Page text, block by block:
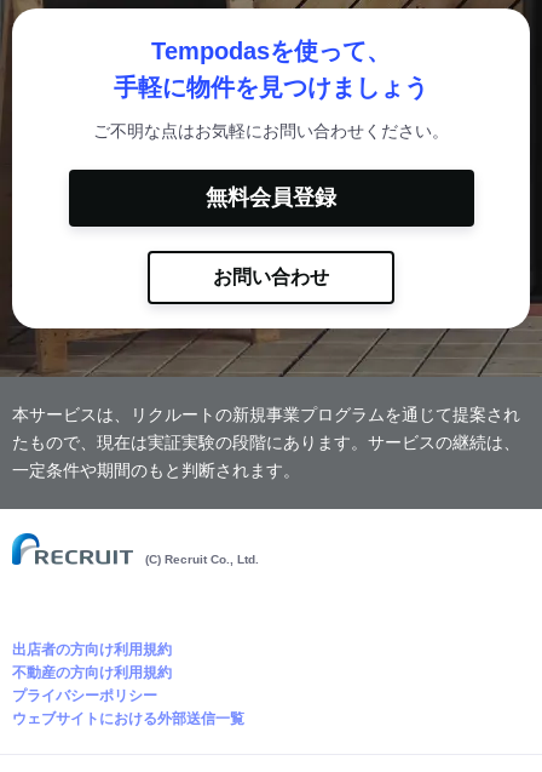
Tempodasを使って、
手軽に物件を見つけましょう
ご不明な点はお気軽にお問い合わせください。
無料会員登録
お問い合わせ
本サービスは、リクルートの新規事業プログラムを通じて提案され
たもので、現在は実証実験の段階にあります。サービスの継続は、
一定条件や期間のもと判断されます。
(C) Recruit Co., Ltd.
出店者の方向け利用規約
不動産の方向け利用規約
プライバシーポリシー
ウェブサイトにおける外部送信一覧